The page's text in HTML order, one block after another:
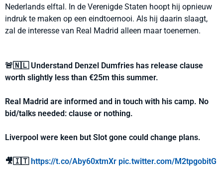
Nederlands elftal. In de Verenigde Staten hoopt hij opnieuw
indruk te maken op een eindtoernooi. Als hij daarin slaagt,
zal de interesse van Real Madrid alleen maar toenemen.
🚨🇳🇱 Understand Denzel Dumfries has release clause
worth slightly less than €25m this summer.
Real Madrid are informed and in touch with his camp. No
bid/talks needed: clause or nothing.
Liverpool were keen but Slot gone could change plans.
🎥🇮🇹https://t.co/Aby60xtmXr pic.twitter.com/M2tpgobitG